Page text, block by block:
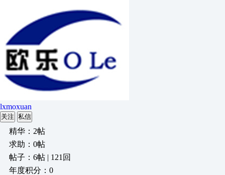
lxmoxuan
关注 私信
精华：2帖
求助：0帖
帖子：6帖 | 121回
年度积分：0